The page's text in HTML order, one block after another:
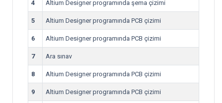
4 Altium Designer programında şema çizimi
5 Altium Designer programında PCB çizimi
6 Altium Designer programında PCB çizimi
7 Ara sınav
8 Altium Designer programında PCB çizimi
9 Altium Designer programında PCB çizimi